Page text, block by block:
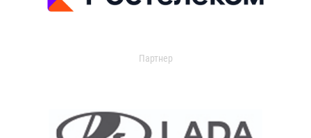
Партнер